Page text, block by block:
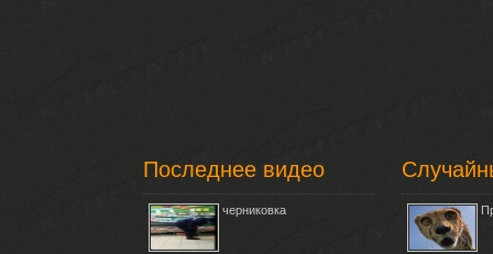
Последнее видео
черниковка